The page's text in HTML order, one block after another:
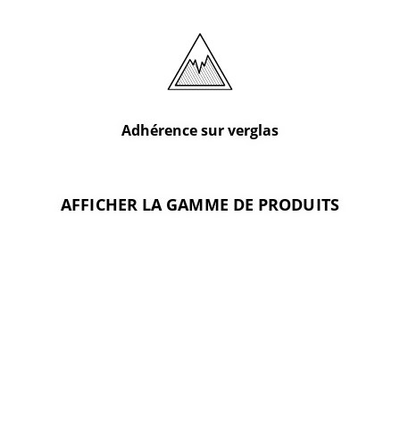
Adhérence sur verglas
AFFICHER LA GAMME DE PRODUITS